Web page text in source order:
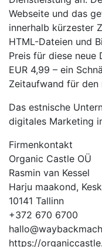
Webseite und das
innerhalb kürzester
HTML-Dateien und
Preis für diese
EUR 4,99 – ein
Zeitaufwand für den
Das estnische
digitales Marketing
Firmenkontakt
Organic Castle OÜ
Rasmin van Kessel
Harju maakond,
10141 Tallinn
+372 670 6700
https://